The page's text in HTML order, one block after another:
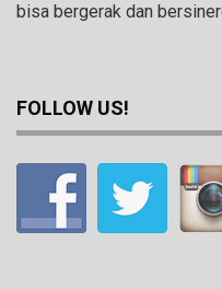
bisa bergerak dan
FOLLOW US!